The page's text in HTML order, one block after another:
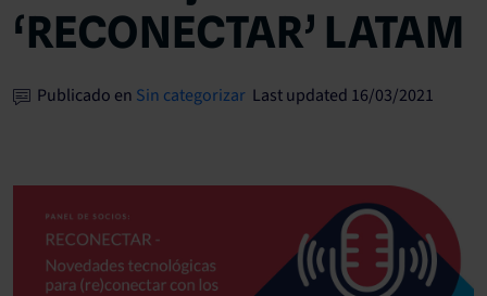
‘RECONECTAR’ LATAM
Publicado en Sin categorizar Last updated 16/03/2021